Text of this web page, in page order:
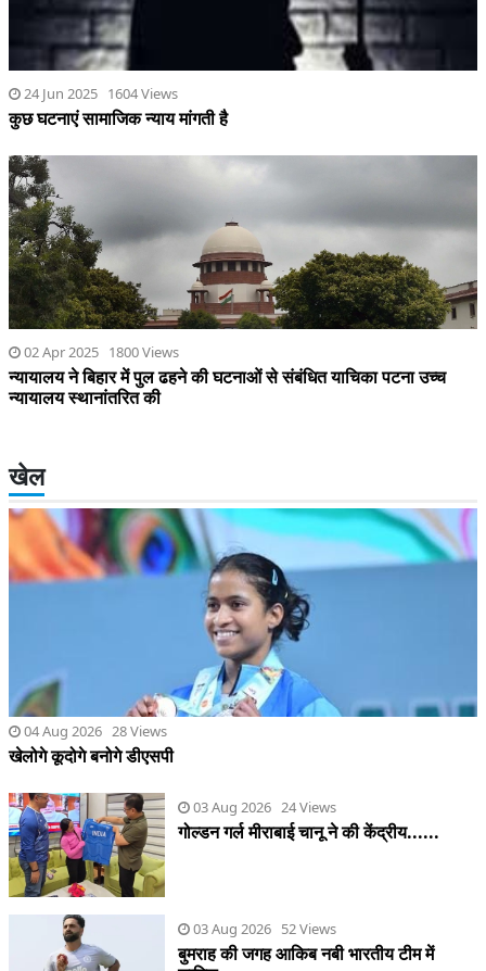
24 Jun 2025 1604 Views
कुछ घटनाएं सामाजिक न्याय मांगती है
02 Apr 2025 1800 Views
न्यायालय ने बिहार में पुल ढहने की घटनाओं से संबंधित याचिका पटना उच्च
न्यायालय स्थानांतरित की
खेल
04 Aug 2026 28 Views
खेलोगे कूदोगे बनोगे डीएसपी
03 Aug 2026 24 Views
गोल्डन गर्ल मीराबाई चानू ने की केंद्रीय......
03 Aug 2026 52 Views
बुमराह की जगह आकिब नबी भारतीय टीम में